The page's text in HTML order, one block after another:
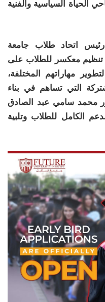
الحياة السياسية والفنية
اتحاد طلاب جامعة
تنظيم معكسر للطلاب على
لتطوير مهاراتهم المختلفة،
التي تساهم في بناء
محمد سامي عبد الصادق
الكامل للطلاب وتلبية